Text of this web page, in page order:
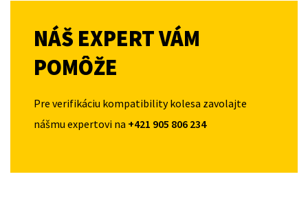
NÁŠ EXPERT VÁM
POMÔŽE
Pre verifikáciu kompatibility kolesa zavolajte
nášmu expertovi na +421 905 806 234